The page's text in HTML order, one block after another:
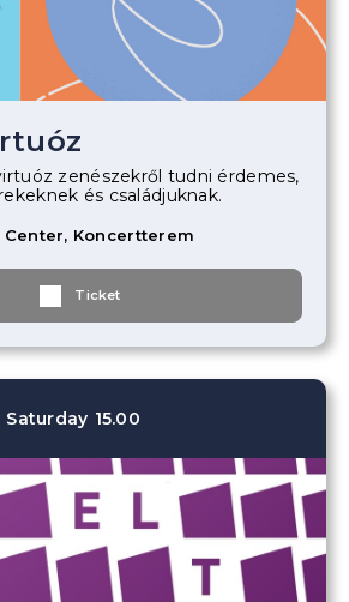
zenészekről tudni érdemes,
és családjuknak.
Koncertterem
Ticket
Saturday 15.00